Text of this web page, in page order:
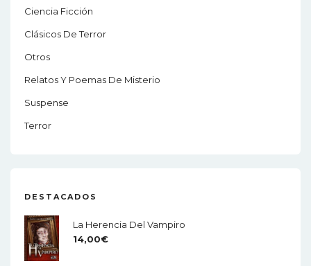
Ciencia Ficción
Clásicos De Terror
Otros
Relatos Y Poemas De Misterio
Suspense
Terror
DESTACADOS
La Herencia Del Vampiro
14,00€